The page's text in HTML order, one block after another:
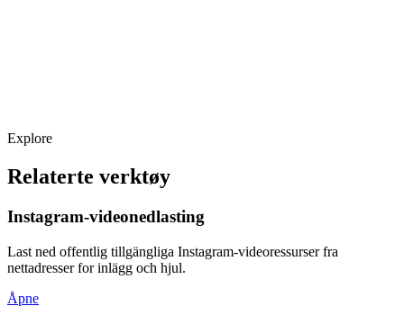
Explore
Relaterte verktøy
Instagram-videonedlasting
Last ned offentlig tillgängliga Instagram-videoressurser fra
nettadresser for inlägg och hjul.
Åpne